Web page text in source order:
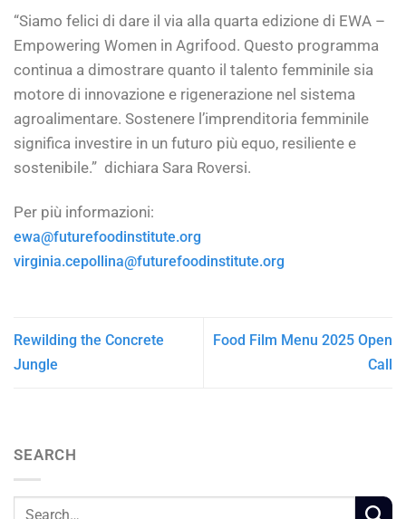
“Siamo felici di dare il via alla quarta edizione di EWA –
Empowering Women in Agrifood. Questo programma
continua a dimostrare quanto il talento femminile sia
motore di innovazione e rigenerazione nel sistema
agroalimentare. Sostenere l’imprenditoria femminile
significa investire in un futuro più equo, resiliente e
sostenibile.” dichiara Sara Roversi.
Per più informazioni:
ewa@futurefoodinstitute.org
virginia.cepollina@futurefoodinstitute.org
Rewilding the Concrete
Jungle
Food Film Menu 2025 Open
Call
SEARCH